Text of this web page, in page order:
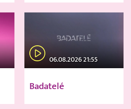
06.08.2026 21:55
Badatelé